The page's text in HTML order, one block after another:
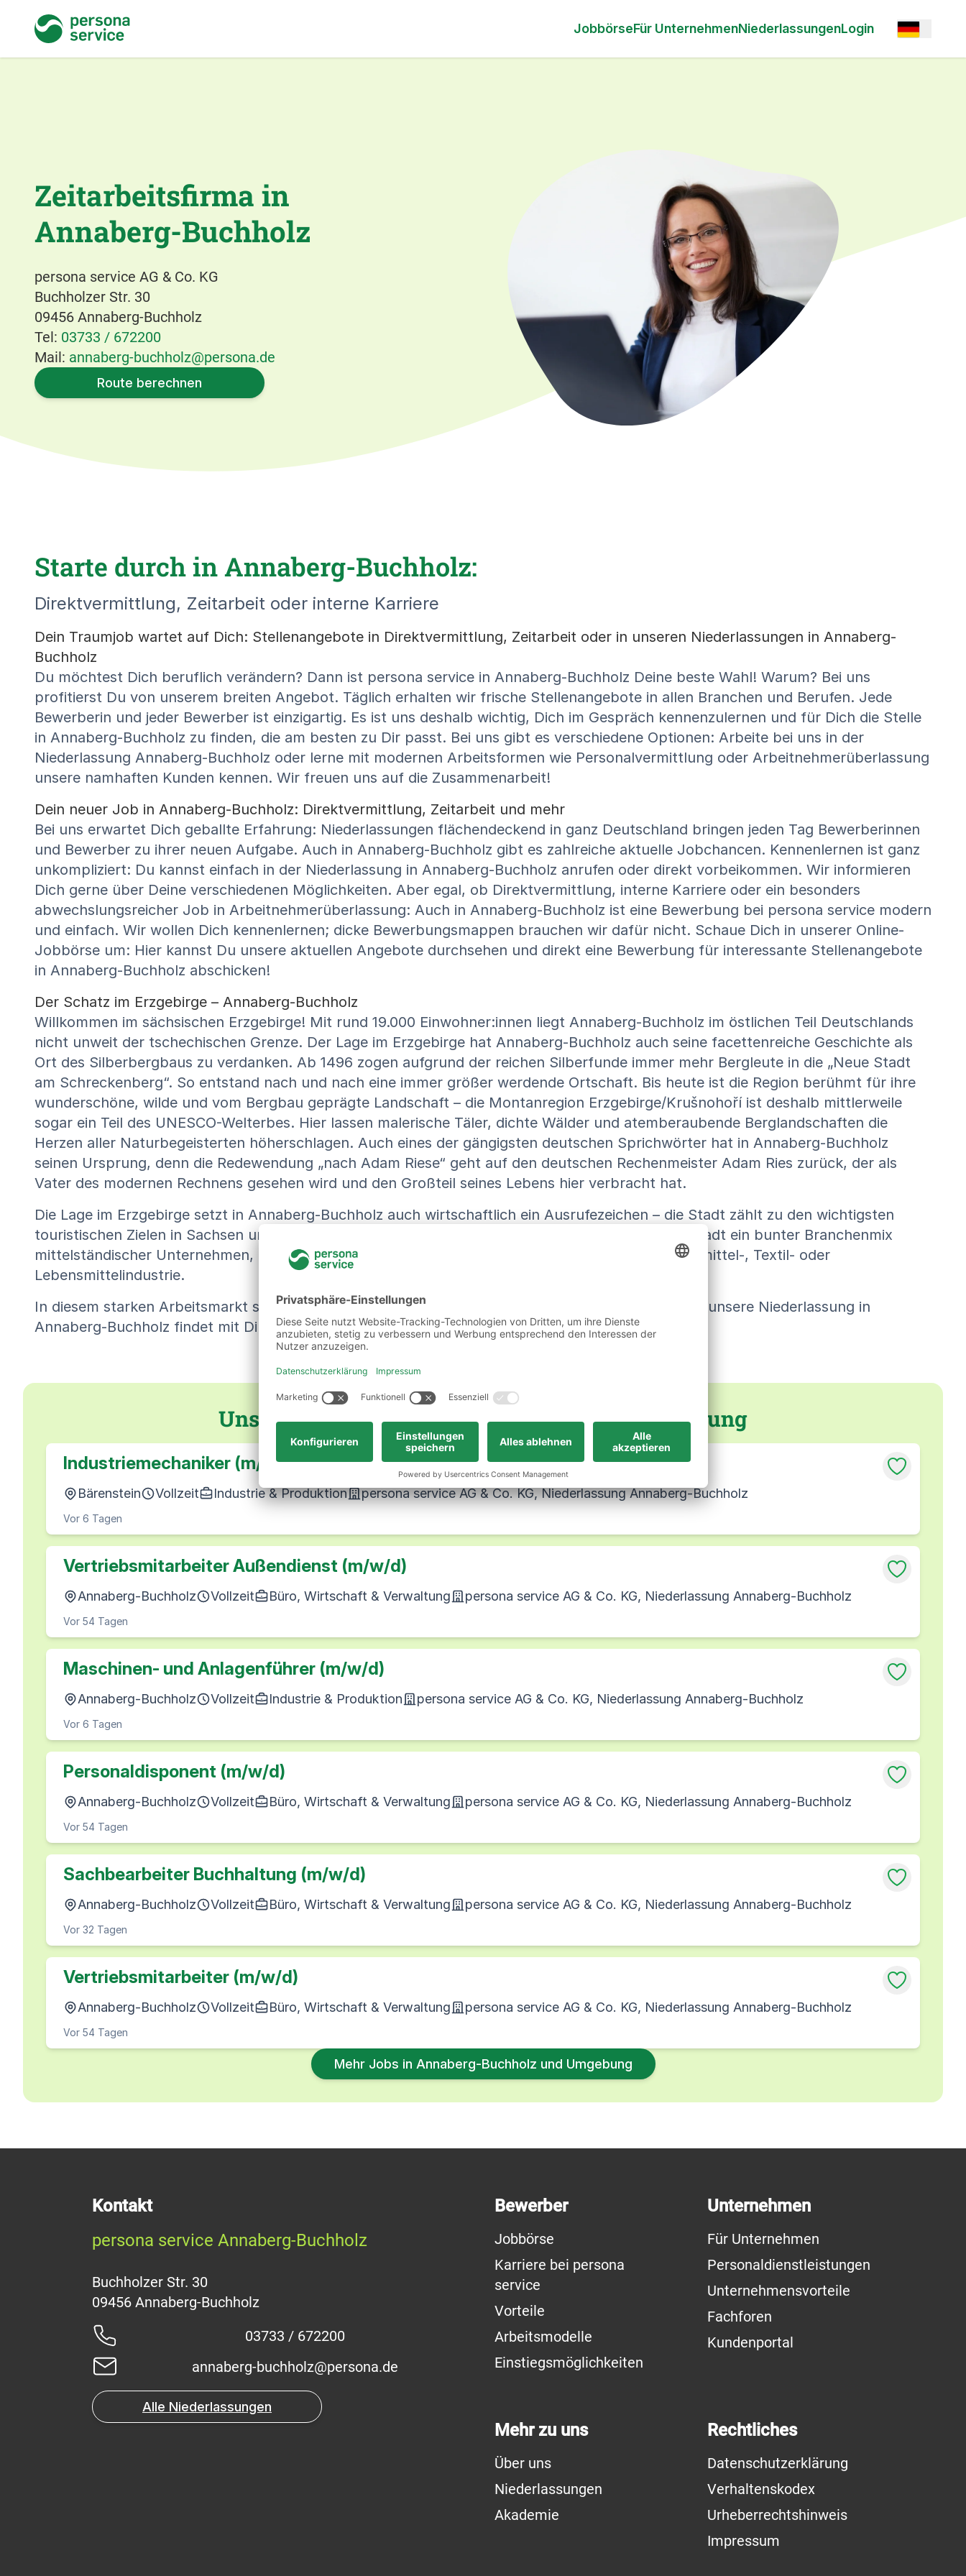
persona service JobbörseFür UnternehmenNiederlassungenLogin Open
Zeitarbeitsfirma in
Annaberg-Buchholz
persona service AG & Co. KG
Buchholzer Str. 30
09456 Annaberg-Buchholz
Tel: 03733 / 672200
Mail: annaberg-buchholz@persona.de
Route berechnen
Starte durch in Annaberg-Buchholz:
Direktvermittlung, Zeitarbeit oder interne Karriere
Dein Traumjob wartet auf Dich: Stellenangebote in Direktvermittlung, Zeitarbeit oder in unseren Niederlassungen in Annaberg-
Buchholz
Du möchtest Dich beruflich verändern? Dann ist persona service in Annaberg-Buchholz Deine beste Wahl! Warum? Bei uns
profitierst Du von unserem breiten Angebot. Täglich erhalten wir frische Stellenangebote in allen Branchen und Berufen. Jede
Bewerberin und jeder Bewerber ist einzigartig. Es ist uns deshalb wichtig, Dich im Gespräch kennenzulernen und für Dich die Stelle
in Annaberg-Buchholz zu finden, die am besten zu Dir passt. Bei uns gibt es verschiedene Optionen: Arbeite bei uns in der
Niederlassung Annaberg-Buchholz oder lerne mit modernen Arbeitsformen wie Personalvermittlung oder Arbeitnehmerüberlassung
unsere namhaften Kunden kennen. Wir freuen uns auf die Zusammenarbeit!
Dein neuer Job in Annaberg-Buchholz: Direktvermittlung, Zeitarbeit und mehr
Bei uns erwartet Dich geballte Erfahrung: Niederlassungen flächendeckend in ganz Deutschland bringen jeden Tag Bewerberinnen
und Bewerber zu ihrer neuen Aufgabe. Auch in Annaberg-Buchholz gibt es zahlreiche aktuelle Jobchancen. Kennenlernen ist ganz
unkompliziert: Du kannst einfach in der Niederlassung in Annaberg-Buchholz anrufen oder direkt vorbeikommen. Wir informieren
Dich gerne über Deine verschiedenen Möglichkeiten. Aber egal, ob Direktvermittlung, interne Karriere oder ein besonders
abwechslungsreicher Job in Arbeitnehmerüberlassung: Auch in Annaberg-Buchholz ist eine Bewerbung bei persona service modern
und einfach. Wir wollen Dich kennenlernen; dicke Bewerbungsmappen brauchen wir dafür nicht. Schaue Dich in unserer Online-
Jobbörse um: Hier kannst Du unsere aktuellen Angebote durchsehen und direkt eine Bewerbung für interessante Stellenangebote
in Annaberg-Buchholz abschicken!
Der Schatz im Erzgebirge – Annaberg-Buchholz
Willkommen im sächsischen Erzgebirge! Mit rund 19.000 Einwohner:innen liegt Annaberg-Buchholz im östlichen Teil Deutschlands
nicht unweit der tschechischen Grenze. Der Lage im Erzgebirge hat Annaberg-Buchholz auch seine facettenreiche Geschichte als
Ort des Silberbergbaus zu verdanken. Ab 1496 zogen aufgrund der reichen Silberfunde immer mehr Bergleute in die „Neue Stadt
am Schreckenberg“. So entstand nach und nach eine immer größer werdende Ortschaft. Bis heute ist die Region berühmt für ihre
wunderschöne, wilde und vom Bergbau geprägte Landschaft – die Montanregion Erzgebirge/Krušnohoří ist deshalb mittlerweile
sogar ein Teil des UNESCO-Welterbes. Hier lassen malerische Täler, dichte Wälder und atemberaubende Berglandschaften die
Herzen aller Naturbegeisterten höherschlagen. Auch eines der gängigsten deutschen Sprichwörter hat in Annaberg-Buchholz
seinen Ursprung, denn die Redewendung „nach Adam Riese“ geht auf den deutschen Rechenmeister Adam Ries zurück, der als
Vater des modernen Rechnens gesehen wird und den Großteil seines Lebens hier verbracht hat.
Die Lage im Erzgebirge setzt in Annaberg-Buchholz auch wirtschaftlich ein Ausrufezeichen – die Stadt zählt zu den wichtigsten
touristischen Zielen in Sachsen und ist ein großer Publikumsmagnet. Weiterhin findet sich in der Stadt ein bunter Branchenmix
mittelständischer Unternehmen, beispielsweise aus der Automobil-, Metall-, Papier-, Verpackungsmittel-, Textil- oder
Lebensmittelindustrie.
In diesem starken Arbeitsmarkt sind wir an Deiner Seite! Ob in Zeitarbeit oder in Direktvermittlung, unsere Niederlassung in
Annaberg-Buchholz findet mit Dir Deine nächste Stelle.
Unsere Jobs in Annaberg-Buchholz und Umgebung
Industriemechaniker (m/w/d)
Bärenstein Vollzeit Industrie & Produktion persona service AG & Co. KG, Niederlassung Annaberg-Buchholz
Vor 6 Tagen
Vertriebsmitarbeiter Außendienst (m/w/d)
Annaberg-Buchholz Vollzeit Büro, Wirtschaft & Verwaltung persona service AG & Co. KG, Niederlassung Annaberg-Buchholz
Vor 54 Tagen
Maschinen- und Anlagenführer (m/w/d)
Annaberg-Buchholz Vollzeit Industrie & Produktion persona service AG & Co. KG, Niederlassung Annaberg-Buchholz
Vor 6 Tagen
Personaldisponent (m/w/d)
Annaberg-Buchholz Vollzeit Büro, Wirtschaft & Verwaltung persona service AG & Co. KG, Niederlassung Annaberg-Buchholz
Vor 54 Tagen
Sachbearbeiter Buchhaltung (m/w/d)
Annaberg-Buchholz Vollzeit Büro, Wirtschaft & Verwaltung persona service AG & Co. KG, Niederlassung Annaberg-Buchholz
Vor 32 Tagen
Vertriebsmitarbeiter (m/w/d)
Annaberg-Buchholz Vollzeit Büro, Wirtschaft & Verwaltung persona service AG & Co. KG, Niederlassung Annaberg-Buchholz
Vor 54 Tagen
Mehr Jobs in Annaberg-Buchholz und Umgebung
Kontakt
persona service Annaberg-Buchholz
Buchholzer Str. 30
03733 / 672200
annaberg-buchholz@persona.de
Alle Niederlassungen
Bewerber
Jobbörse
Karriere bei persona
service
Vorteile
Arbeitsmodelle
Einstiegsmöglichkeiten
Unternehmen
Für Unternehmen
Personaldienstleistungen
Unternehmensvorteile
Fachforen
Kundenportal
Mehr zu uns
Über uns
Niederlassungen
Akademie
Rechtliches
Datenschutzerklärung
Verhaltenskodex
Urheberrechtshinweis
Impressum